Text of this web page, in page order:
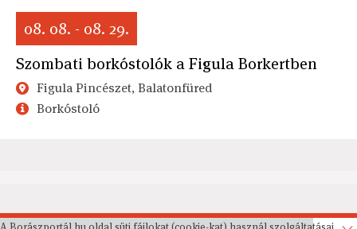
08. 08. - 08. 29.
Szombati borkóstolók a Figula Borkertben
Figula Pincészet, Balatonfüred
Borkóstoló